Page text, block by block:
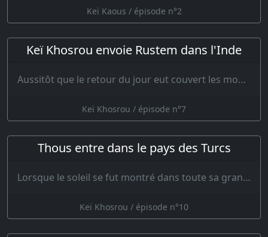
Keï Kaous / épisode n°2
Keï Khosrou envoie Rustem dans l'Inde
Aussitôt que le retour du jour eut couvert les montagnes d’une teinte de sandaraq…
Keï Khosrou / épisode n°7
Thous entre dans le pays des Turcs
Lorsque le soleil se fut montré dans toute sa grandeur, qu’il eut occupé sa place su…
Keï Khosrou / épisode n°10